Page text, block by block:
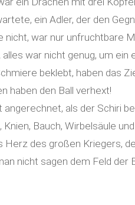
ein Adler, der den
war nur unfruchtbare
war nicht genug, um ein
beklebt, haben das
haben den Ball verhext!
als der Schiri
Bauch, Wirbelsäule
des großen Kriegers,
nicht sagen dem Feld der